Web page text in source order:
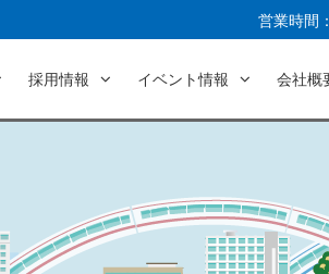
営業時間
採用情報 イベント情報 会社概